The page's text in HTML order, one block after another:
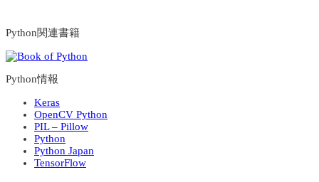
Python関連書籍
Python情報
Keras
OpenCV Python
PIL – Pillow
Python
Python Japan
TensorFlow